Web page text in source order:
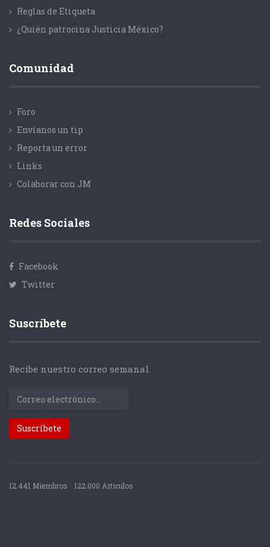
Reglas de Etiqueta
¿Quién patrocina Justicia México?
Comunidad
Foro
Envíanos un tip
Reporta un error
Links
Colaborar con JM
Redes Sociales
Facebook
Twitter
Suscríbete
Recibe nuestro correo semanal.
12.441 Miembros 122.000 Articulos